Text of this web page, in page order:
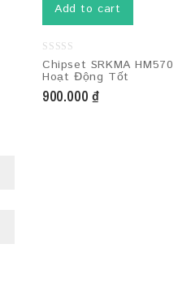
Add to cart
0
out
of
5
Chipset SRKMA HM570
Hoạt Động Tốt
900.000 ₫